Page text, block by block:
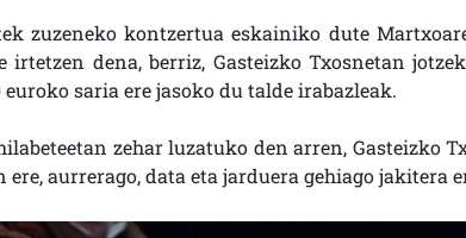
zuzeneko kontzertua eskainiko dute
irtetzen dena, berriz, Gasteizko Txosnetan
euroko saria ere jasoko du talde irabazleak.
zehar luzatuko den arren, Gasteizko
ere, aurrerago, data eta jarduera gehiago jakitera